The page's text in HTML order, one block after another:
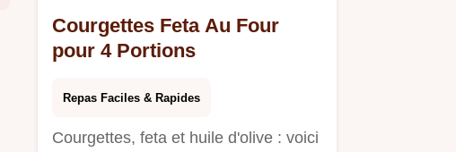
Courgettes Feta Au Four
pour 4 Portions
Repas Faciles & Rapides
Courgettes, feta et huile d'olive : voici